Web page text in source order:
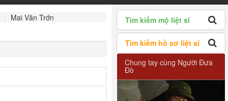
Tìm kiếm mộ liệt sĩ
Tìm kiếm hồ sơ liệt sĩ
Chung tay cùng Người Đưa
Đò
Mai Văn Trớn